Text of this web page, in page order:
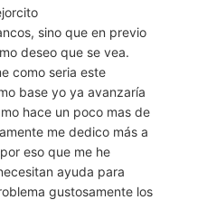
sino que en previo
deseo que se vea.
como seria este
base yo ya avanzaría
hace un poco mas de
me dedico más a
eso que me he
ayuda para
gustosamente los